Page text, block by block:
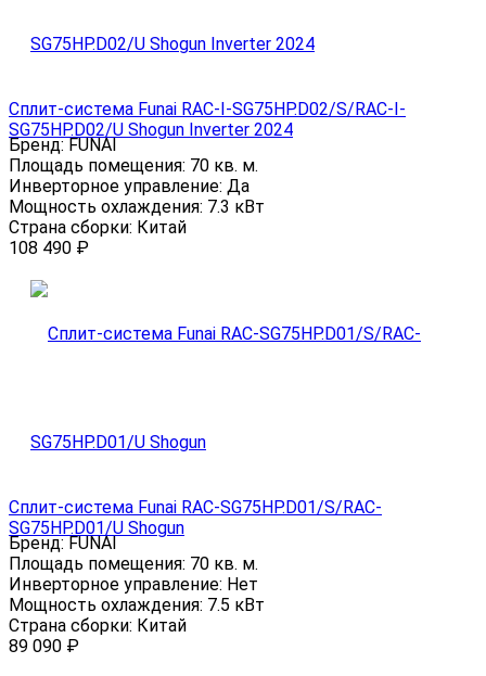
Сплит-система Funai RAC-I-SG75HP.D02/S/RAC-I-
SG75HP.D02/U Shogun Inverter 2024
Бренд:FUNAI
Площадь помещения: 70 кв. м.
Инверторное управление: Да
Мощность охлаждения: 7.3 кВт
Страна сборки: Китай
108 490 ₽
Сплит-система Funai RAC-SG75HP.D01/S/RAC-
SG75HP.D01/U Shogun
Бренд:FUNAI
Площадь помещения: 70 кв. м.
Инверторное управление: Нет
Мощность охлаждения: 7.5 кВт
Страна сборки: Китай
89 090 ₽